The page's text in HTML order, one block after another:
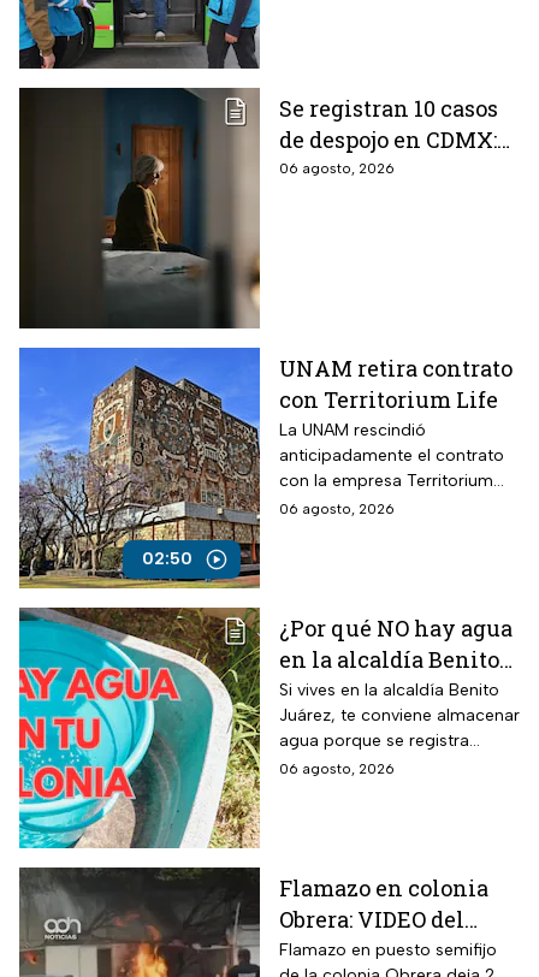
Se registran 10 casos
de despojo en CDMX:
adultos mayores son
06 agosto, 2026
02:50
UNAM retira contrato
con Territorium Life
La UNAM rescindió
anticipadamente el contrato
con la empresa Territorium
Life, encargada del examen
06 agosto, 2026
¿Por qué NO hay agua
en la alcaldía Benito
Juárez? Lista de
colonias afectadas
hasta el viernes
Si vives en la alcaldía Benito
Juárez, te conviene almacenar
agua porque se registra
suspensión del suministro por
06 agosto, 2026
Flamazo en colonia
Obrera: VIDEO del
siniestro en puesto
Flamazo en puesto semifijo